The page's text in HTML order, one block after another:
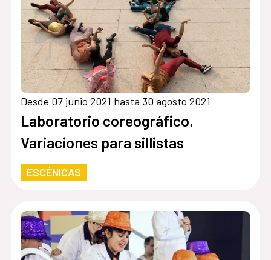
Desde 07 junio 2021 hasta 30 agosto 2021
Laboratorio coreográfico.
Variaciones para sillistas
ESCÉNICAS